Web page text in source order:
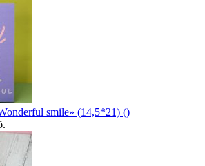
smile» (14,5*21) ()